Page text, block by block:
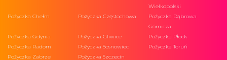
Wielkopolski
Pożyczka Chełm
Pożyczka Częstochowa
Pożyczka Dąbrowa
Górnicza
Pożyczka Gdynia
Pożyczka Gliwice
Pożyczka Płock
Pożyczka Radom
Pożyczka Sosnowiec
Pożyczka Toruń
Pożyczka Zabrze
Pożyczka Szczecin